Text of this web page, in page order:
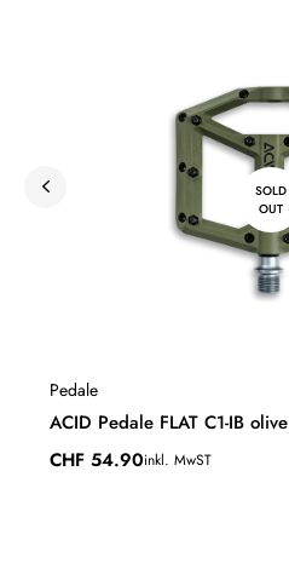
SOLD
OUT
Pedale
ACID Pedale FLAT C1-IB olive
CHF 54.90inkl. MwST